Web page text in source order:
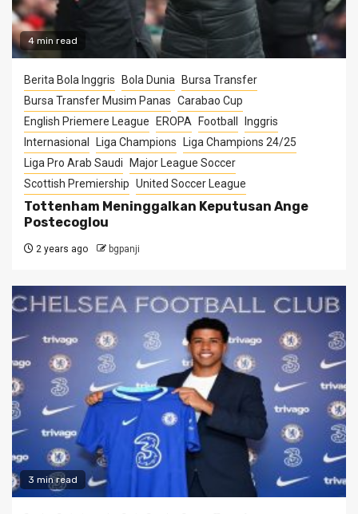
4 min read
Berita Bola Inggris Bola Dunia
Bursa Transfer
Bursa Transfer Musim Panas Carabao Cup
English Priemere League
EROPA Football
Inggris
Internasional
Liga Champions
Liga Champions 24/25
Liga Pro Arab Saudi
Major League Soccer
Scottish Premiership United Soccer League
Tottenham Meninggalkan Keputusan Ange
Postecoglou
2 years ago bgpanji
3 min read